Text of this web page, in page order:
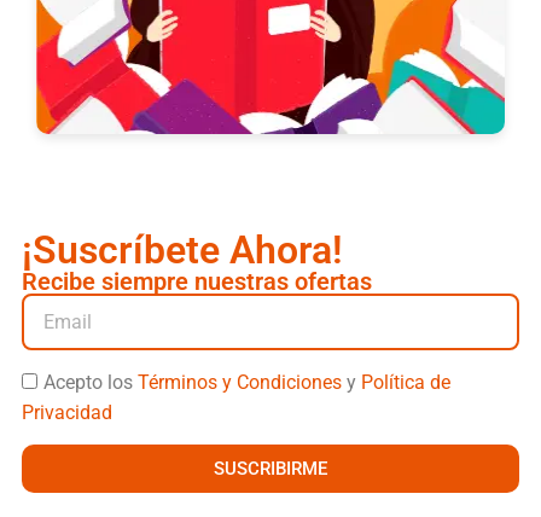
¡Suscríbete Ahora!
Recibe siempre nuestras ofertas
Acepto los Términos y Condicionesy Política de
Privacidad
SUSCRIBIRME